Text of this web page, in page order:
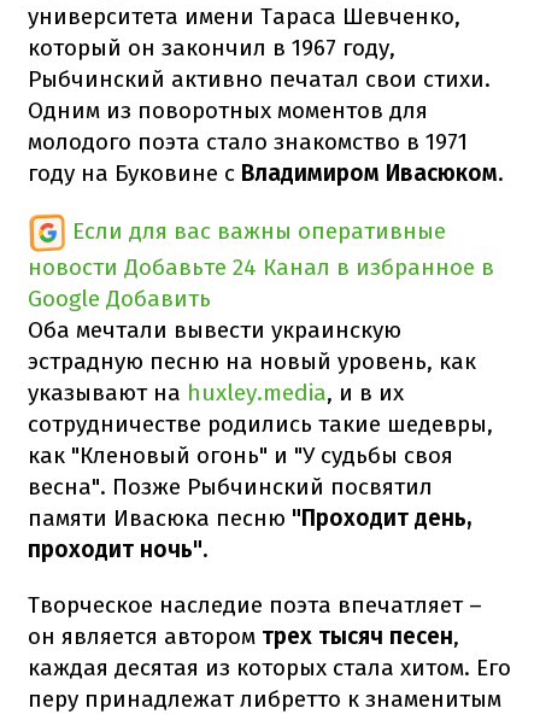
университета имени Тараса Шевченко,
который он закончил в 1967 году,
Рыбчинский активно печатал свои стихи.
Одним из поворотных моментов для
молодого поэта стало знакомство в 1971
году на Буковине с Владимиром Ивасюком.
Если для вас важны оперативные
новости Добавьте 24 Канал в избранное в
Google Добавить
Оба мечтали вывести украинскую
эстрадную песню на новый уровень, как
указывают на huxley.media, и в их
сотрудничестве родились такие шедевры,
как "Кленовый огонь" и "У судьбы своя
весна". Позже Рыбчинский посвятил
памяти Ивасюка песню "Проходит день,
проходит ночь".
Творческое наследие поэта впечатляет –
он является автором трех тысяч песен,
каждая десятая из которых стала хитом. Его
перу принадлежат либретто к знаменитым